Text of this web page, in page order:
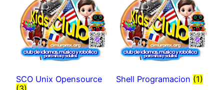
SCO Unix Opensource
Shell Programacion (1)